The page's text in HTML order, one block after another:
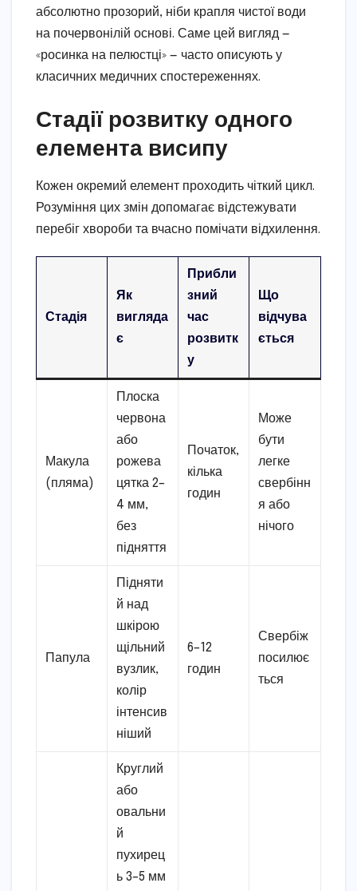
абсолютно прозорий, ніби крапля чистої води
на почервонілій основі. Саме цей вигляд —
«росинка на пелюстці» — часто описують у
класичних медичних спостереженнях.
Стадії розвитку одного
елемента висипу
Кожен окремий елемент проходить чіткий цикл.
Розуміння цих змін допомагає відстежувати
перебіг хвороби та вчасно помічати відхилення.
Стадія
Як
вигляда
є
Прибли
зний
час
розвитк
у
Що
відчува
ється
Макула
(пляма)
Плоска
червона
або
рожева
цятка 2–
4 мм,
без
підняття
Початок,
кілька
годин
Може
бути
легке
свербінн
я або
нічого
Папула
Підняти
й над
шкірою
щільний
вузлик,
колір
інтенсив
ніший
6–12
годин
Свербіж
посилює
ться
Круглий
або
овальни
й
пухирец
ь 3–5 мм